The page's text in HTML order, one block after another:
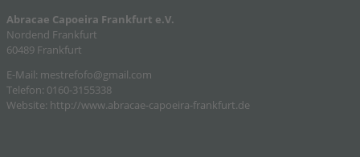
Abracae Capoeira Frankfurt e.V.
Nordend Frankfurt
60489 Frankfurt
E-Mail: mestrefofo@gmail.com
Telefon: 0160-3155338
Website: http://www.abracae-capoeira-frankfurt.de